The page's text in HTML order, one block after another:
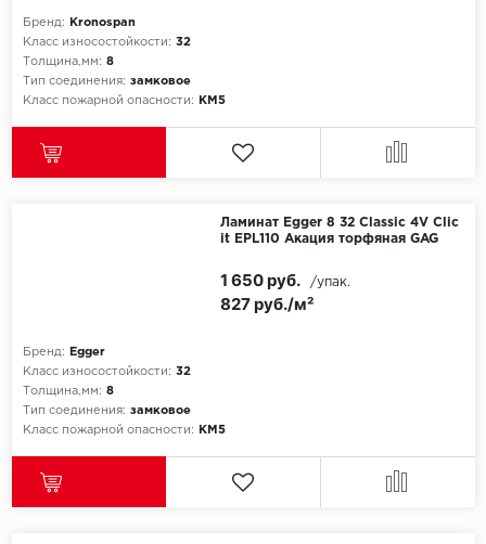
Forbo
Бренд:
Kronospan
Класс износостойкости: 32
Толщина,мм: 8
Тип соединения: замковое
Класс пожарной опасности:
КМ5
Ламинат Egger 8 32 Classic 4V Clic
it EPL110 Акация торфяная GAG
Бренд:
Egger
Класс износостойкости: 32
Толщина,мм: 8
Тип соединения: замковое
Класс пожарной опасности:
КМ5
827 руб./м²
1 650 руб. /упак.